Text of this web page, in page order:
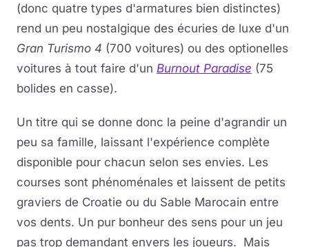
(donc quatre types d'armatures bien distinctes)
rend un peu nostalgique des écuries de luxe d'un
Gran Turismo 4 (700 voitures) ou des optionelles
voitures à tout faire d'un Burnout Paradise (75
bolides en casse).
Un titre qui se donne donc la peine d'agrandir un
peu sa famille, laissant l'expérience complète
disponible pour chacun selon ses envies. Les
courses sont phénoménales et laissent de petits
graviers de Croatie ou du Sable Marocain entre
vos dents. Un pur bonheur des sens pour un jeu
pas trop demandant envers les joueurs. Mais